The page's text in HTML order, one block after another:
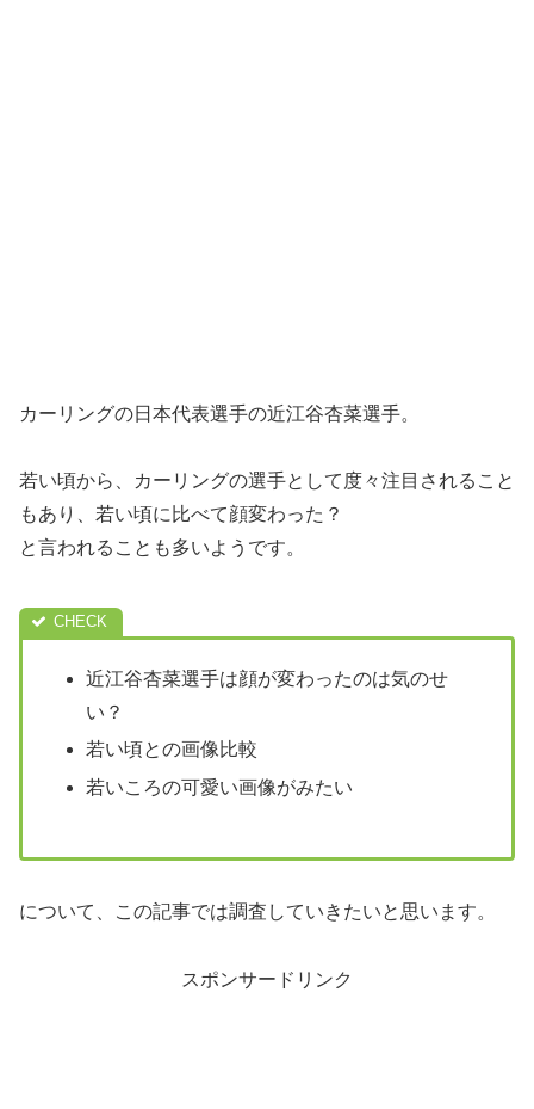
カーリングの日本代表選手の近江谷杏菜選手。
若い頃から、カーリングの選手として度々注目されること
もあり、若い頃に比べて顔変わった？
と言われることも多いようです。
近江谷杏菜選手は顔が変わったのは気のせ
い？
若い頃との画像比較
若いころの可愛い画像がみたい
について、この記事では調査していきたいと思います。
スポンサードリンク